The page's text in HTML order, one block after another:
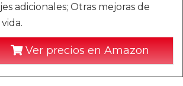
adicionales; Otras mejoras de
Ver precios en Amazon